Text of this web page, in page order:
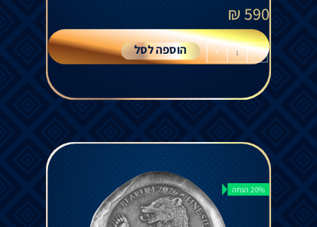
590
₪
-
+ הוספה לסל
20% הנחה